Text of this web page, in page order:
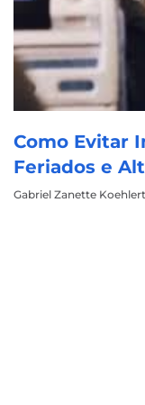
Como Evitar
Feriados e
Gabriel Zanette